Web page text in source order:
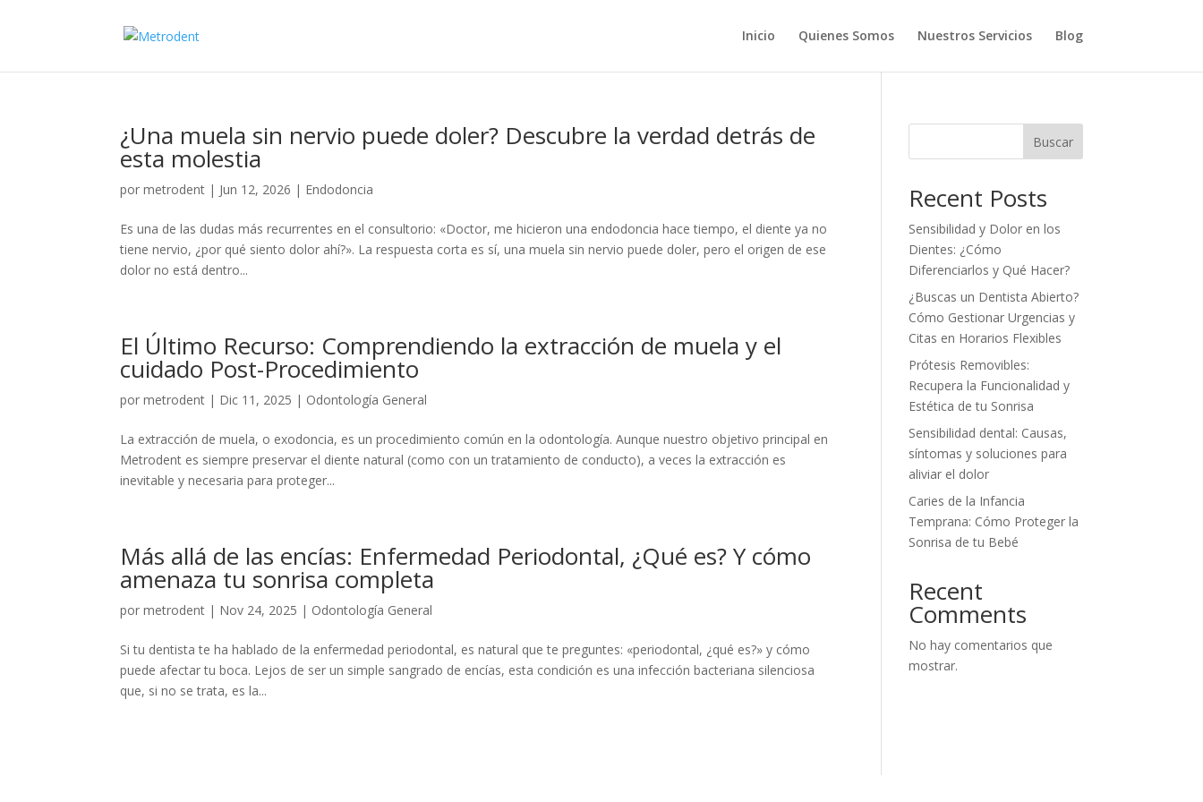
Inicio Quienes Somos Nuestros Servicios Blog
¿Una muela sin nervio puede doler? Descubre la verdad detrás de
esta molestia
pormetrodent | Jun 12, 2026 | Endodoncia
Es una de las dudas más recurrentes en el consultorio: «Doctor, me hicieron una endodoncia hace tiempo, el diente ya no
tiene nervio, ¿por qué siento dolor ahí?». La respuesta corta es sí, una muela sin nervio puede doler, pero el origen de ese
dolor no está dentro...
El Último Recurso: Comprendiendo la extracción de muela y el
cuidado Post-Procedimiento
pormetrodent | Dic 11, 2025 | Odontología General
La extracción de muela, o exodoncia, es un procedimiento común en la odontología. Aunque nuestro objetivo principal en
Metrodent es siempre preservar el diente natural (como con un tratamiento de conducto), a veces la extracción es
inevitable y necesaria para proteger...
Más allá de las encías: Enfermedad Periodontal, ¿Qué es? Y cómo
amenaza tu sonrisa completa
pormetrodent | Nov 24, 2025 | Odontología General
Si tu dentista te ha hablado de la enfermedad periodontal, es natural que te preguntes: «periodontal, ¿qué es?» y cómo
puede afectar tu boca. Lejos de ser un simple sangrado de encías, esta condición es una infección bacteriana silenciosa
que, si no se trata, es la...
Buscar
Recent Posts
Sensibilidad y Dolor en los
Dientes: ¿Cómo
Diferenciarlos y Qué Hacer?
¿Buscas un Dentista Abierto?
Cómo Gestionar Urgencias y
Citas en Horarios Flexibles
Prótesis Removibles:
Recupera la Funcionalidad y
Estética de tu Sonrisa
Sensibilidad dental: Causas,
síntomas y soluciones para
aliviar el dolor
Caries de la Infancia
Temprana: Cómo Proteger la
Sonrisa de tu Bebé
Recent
Comments
No hay comentarios que
mostrar.